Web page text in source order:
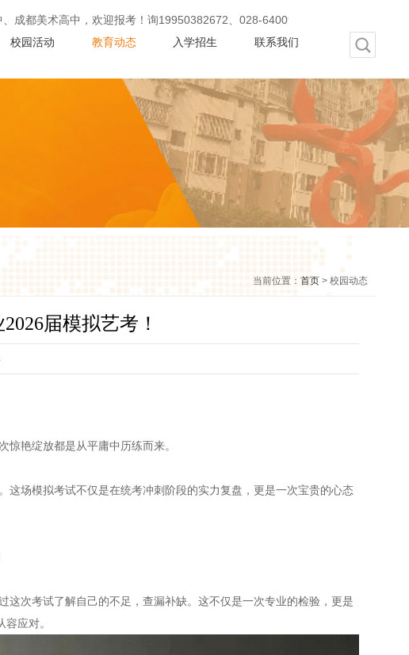
校园活动 教育动态 入学招生 联系我们
术高中，欢迎报考！询19950382672、028-64009456
当前位置： 首页 > 校园动态
届模拟艺考！
艳绽放都是从平庸中历练而来。
场模拟考试不仅是在统考冲刺阶段的实力复盘，更是一次宝贵的心态
次考试了解自己的不足，查漏补缺。这不仅是一次专业的检验，更是
应对。